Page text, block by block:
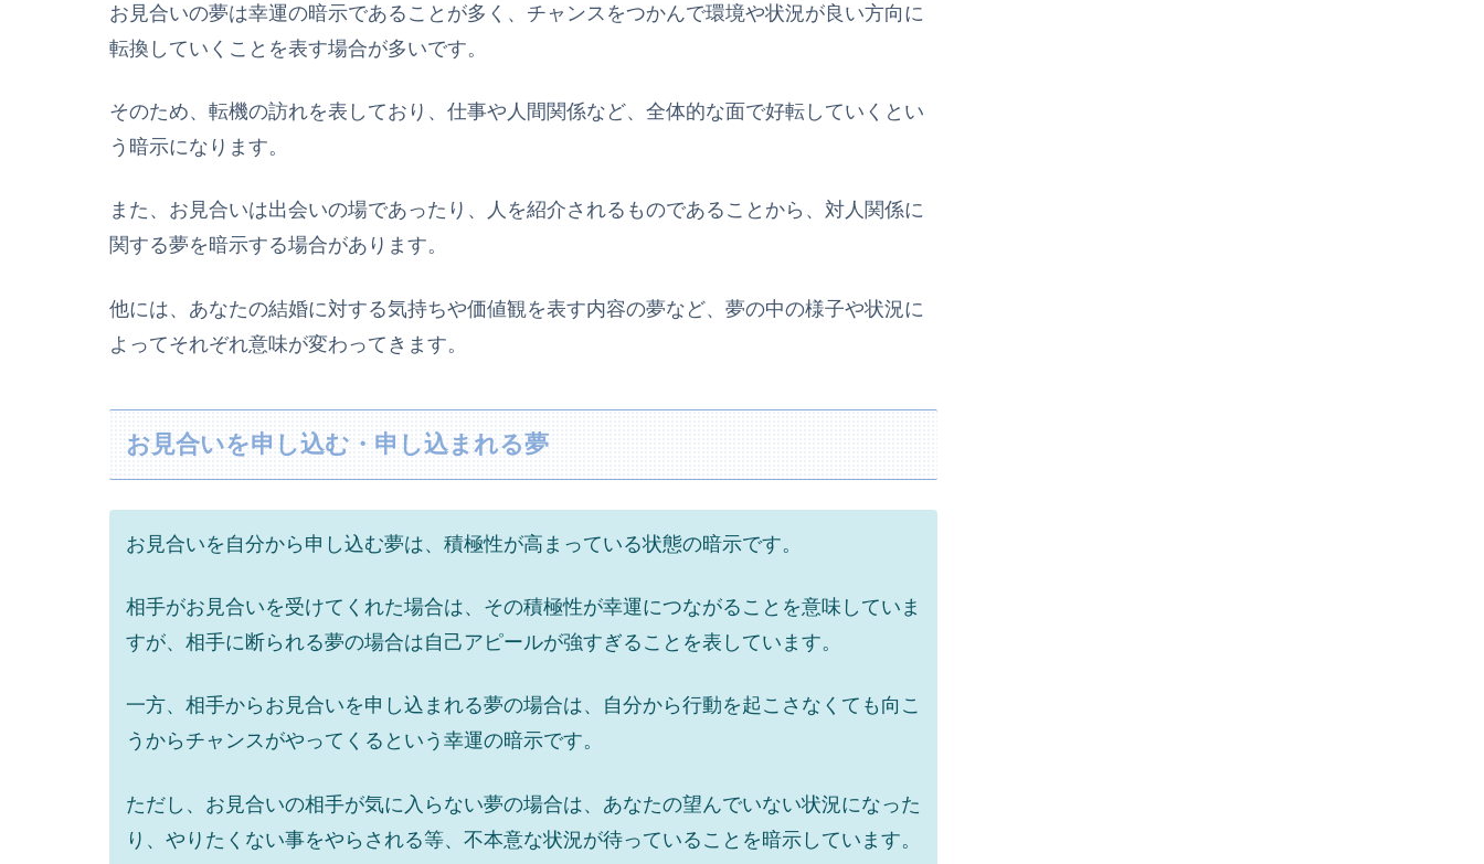
お見合いの夢は幸運の暗示であることが多く、チャンスをつかんで環境や状況が良い方向に
転換していくことを表す場合が多いです。
そのため、転機の訪れを表しており、仕事や人間関係など、全体的な面で好転していくとい
う暗示になります。
また、お見合いは出会いの場であったり、人を紹介されるものであることから、対人関係に
関する夢を暗示する場合があります。
他には、あなたの結婚に対する気持ちや価値観を表す内容の夢など、夢の中の様子や状況に
よってそれぞれ意味が変わってきます。
お見合いを申し込む・申し込まれる夢
お見合いを自分から申し込む夢は、積極性が高まっている状態の暗示です。
相手がお見合いを受けてくれた場合は、その積極性が幸運につながることを意味していま
すが、相手に断られる夢の場合は自己アピールが強すぎることを表しています。
一方、相手からお見合いを申し込まれる夢の場合は、自分から行動を起こさなくても向こ
うからチャンスがやってくるという幸運の暗示です。
ただし、お見合いの相手が気に入らない夢の場合は、あなたの望んでいない状況になった
り、やりたくない事をやらされる等、不本意な状況が待っていることを暗示しています。